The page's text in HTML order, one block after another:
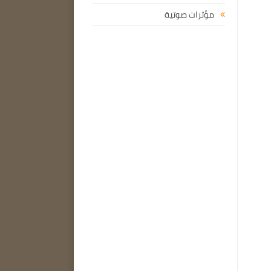
مؤثرات صوتية